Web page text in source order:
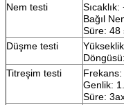
Nem testi
Bağıl
Süre: 48
Düşme testi
Titreşim testi
Frekans:
Genlik:
Süre: